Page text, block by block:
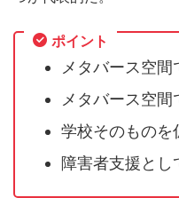
ポイント
メタバース空間
メタバース空
学校そのものを
障害者支援とし